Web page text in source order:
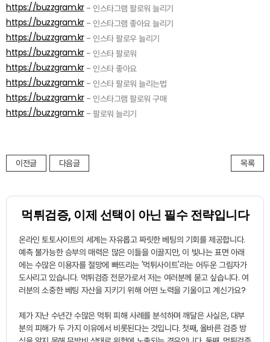
https://buzzgram.kr- 인스타그램 팔로워 늘리기
https://buzzgram.kr- 인스타그램 좋아요 늘리기
https://buzzgram.kr- 인스타 팔로우 늘리기
https://buzzgram.kr- 인스타 팔로워
https://buzzgram.kr- 인스타 좋아요
https://buzzgram.kr- 인스타 팔로워 늘리는법
https://buzzgram.kr- 인스타그램 팔로워 구매
https://buzzgram.kr- 팔로워 늘리기
이전글 다음글 목록
먹튀검증, 이제 선택이 아닌 필수 전략입니다
온라인 토토사이트의 세계는 자유롭고 짜릿한 베팅의 기회를 제공합니다.
예측 불가능한 승부의 매력은 많은 이들을 이끌지만, 이 빛나는 표면 아래
에는 수많은 이용자를 절망에 빠뜨리는 '먹튀사이트'라는 어두운 그림자가
도사리고 있습니다. 먹튀검증전문가로서 저는 여러분께 묻고 싶습니다. 여
러분의 소중한 베팅 자산을 지키기 위해 어떤 노력을 기울이고 계신가요?
제가 지난 수년간 수많은 먹튀 피해 사례를 분석하며 깨달은 사실은, 대부
분의 피해가 두 가지 이유에서 비롯된다는 것입니다. 첫째, 올바른 검증 방